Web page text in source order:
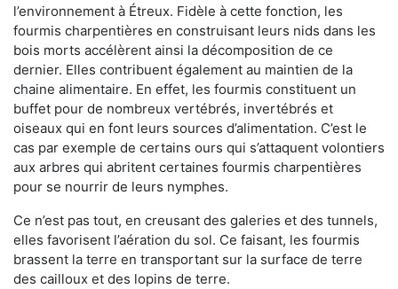
l’environnement à Étreux. Fidèle à cette fonction, les
fourmis charpentières en construisant leurs nids dans les
bois morts accélèrent ainsi la décomposition de ce
dernier. Elles contribuent également au maintien de la
chaine alimentaire. En effet, les fourmis constituent un
buffet pour de nombreux vertébrés, invertébrés et
oiseaux qui en font leurs sources d’alimentation. C’est le
cas par exemple de certains ours qui s’attaquent volontiers
aux arbres qui abritent certaines fourmis charpentières
pour se nourrir de leurs nymphes.
Ce n’est pas tout, en creusant des galeries et des tunnels,
elles favorisent l’aération du sol. Ce faisant, les fourmis
brassent la terre en transportant sur la surface de terre
des cailloux et des lopins de terre.